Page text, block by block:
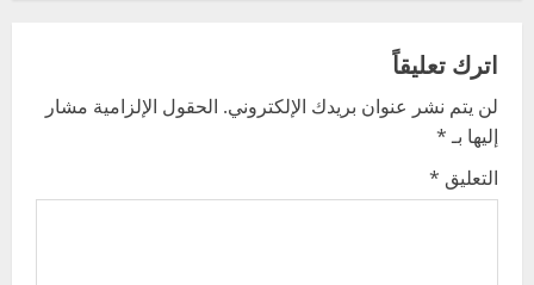
v
i
g
اترك تعليقاً
لن يتم نشر عنوان بريدك الإلكتروني. الحقول الإلزامية مشار
إليها بـ*
التعليق *